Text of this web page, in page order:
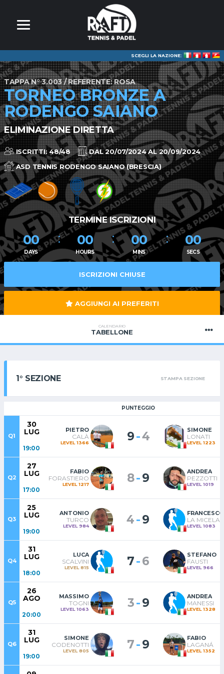
SCEGLI LA NAZIONE:
TAPPA N° 3.003 / REFERENTE: ROSA
TORNEO BRONZE A
RODENGO SAIANO
ELIMINAZIONE DIRETTA
ISCRITTI: 48/48
DAL 20/07/2024 AL 20/09/2024
ASD TENNIS RODENGO SAIANO (BRESCIA)
TERMINE ISCRIZIONI
00
DAYS
00
HOURS
00
MINS
00
SECS
ISCRIZIONI CHIUSE
AGGIUNGI AI PREFERITI
CALENDARIO
TABELLONE
1° SEZIONE STAMPA SEZIONE
PUNTEGGIO
Q1
30
LUG
19:00
PIETRO
CALÀ
LEVEL 1366 9-4 SIMONE
LONATI
LEVEL 1223
Q2
27
LUG
17:00
FABIO
FORASTIERO
LEVEL 1217 8-9 ANDREA
PEZZOTTI
LEVEL 1019
Q3
25
LUG
19:00
ANTONIO
TURCO
LEVEL 984 4-9 FRANCESCO
LA MICELA
LEVEL 1083
Q4
31
LUG
18:00
LUCA
SCALVINI
LEVEL 815 7-6 STEFANO
FAUSTI
LEVEL 966
Q5
26
AGO
20:00
MASSIMO
TOGNI
LEVEL 1063 3-9 ANDREA
MANESSI
LEVEL 1328
Q6
31
LUG
19:00
SIMONE
CODENOTTI
LEVEL 805 7-9 FABIO
LAGANÁ
LEVEL 1352